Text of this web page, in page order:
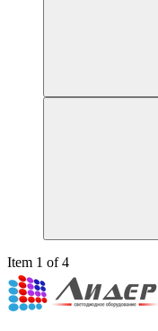
Item 1 of 4